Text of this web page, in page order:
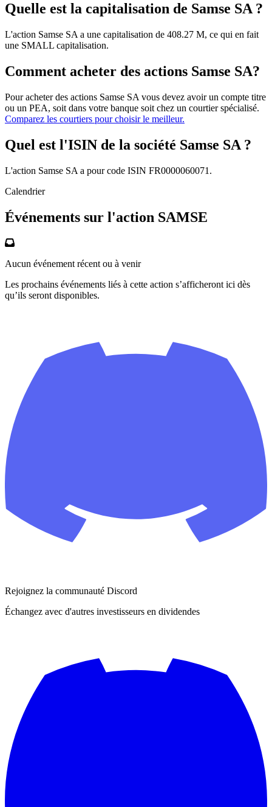
Quelle est la capitalisation de Samse SA ?
L'action Samse SA a une capitalisation de 408.27 M, ce qui en fait
une SMALL capitalisation.
Comment acheter des actions Samse SA?
Pour acheter des actions Samse SA vous devez avoir un compte titre
ou un PEA, soit dans votre banque soit chez un courtier spécialisé.
Comparez les courtiers pour choisir le meilleur.
Quel est l'ISIN de la société Samse SA ?
L'action Samse SA a pour code ISIN FR0000060071.
Calendrier
Événements sur l'action SAMSE
Aucun événement récent ou à venir
Les prochains événements liés à cette action s’afficheront ici dès
qu’ils seront disponibles.
Rejoignez la communauté Discord
Échangez avec d'autres investisseurs en dividendes